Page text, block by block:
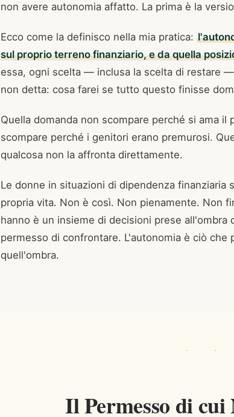
non avere autonomia affatto. La prima è la
Ecco come la definisco nella mia pratica:
sul proprio terreno finanziario, e da quella
essa, ogni scelta — inclusa la scelta di restare
non detta: cosa farei se tutto questo finisse
Quella domanda non scompare perché si ama il
scompare perché i genitori erano premurosi.
qualcosa non la affronta direttamente.
Le donne in situazioni di dipendenza finanziaria
propria vita. Non è così. Non pienamente. Non
hanno è un insieme di decisioni prese all'ombra
permesso di confrontare. L'autonomia è ciò
quell'ombra.
Il Permesso di cui